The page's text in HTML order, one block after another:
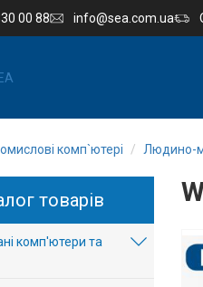
00 88 info@sea.com.ua
комп`ютері Людино-
товарів
комп'ютери та